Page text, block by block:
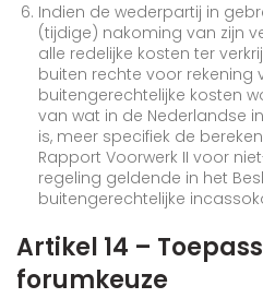
Indien de wederpartij in
(tijdige) nakoming van zijn
alle redelijke kosten ter
buiten rechte voor rekening
buitengerechtelijke kosten
van wat in de Nederlandse
is, meer specifiek de
Rapport Voorwerk II voor
regeling geldende in het
buitengerechtelijke
Artikel 14 –
forumkeuze